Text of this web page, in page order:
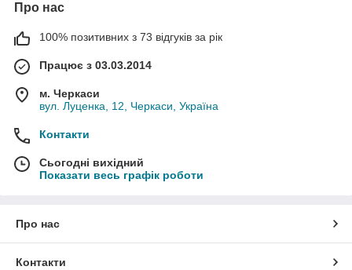
Про нас
100% позитивних з 73 відгуків за рік
Працює з 03.03.2014
м. Черкаси
вул. Луценка, 12, Черкаси, Україна
Контакти
Сьогодні вихідний
Показати весь графік роботи
Про нас
Контакти